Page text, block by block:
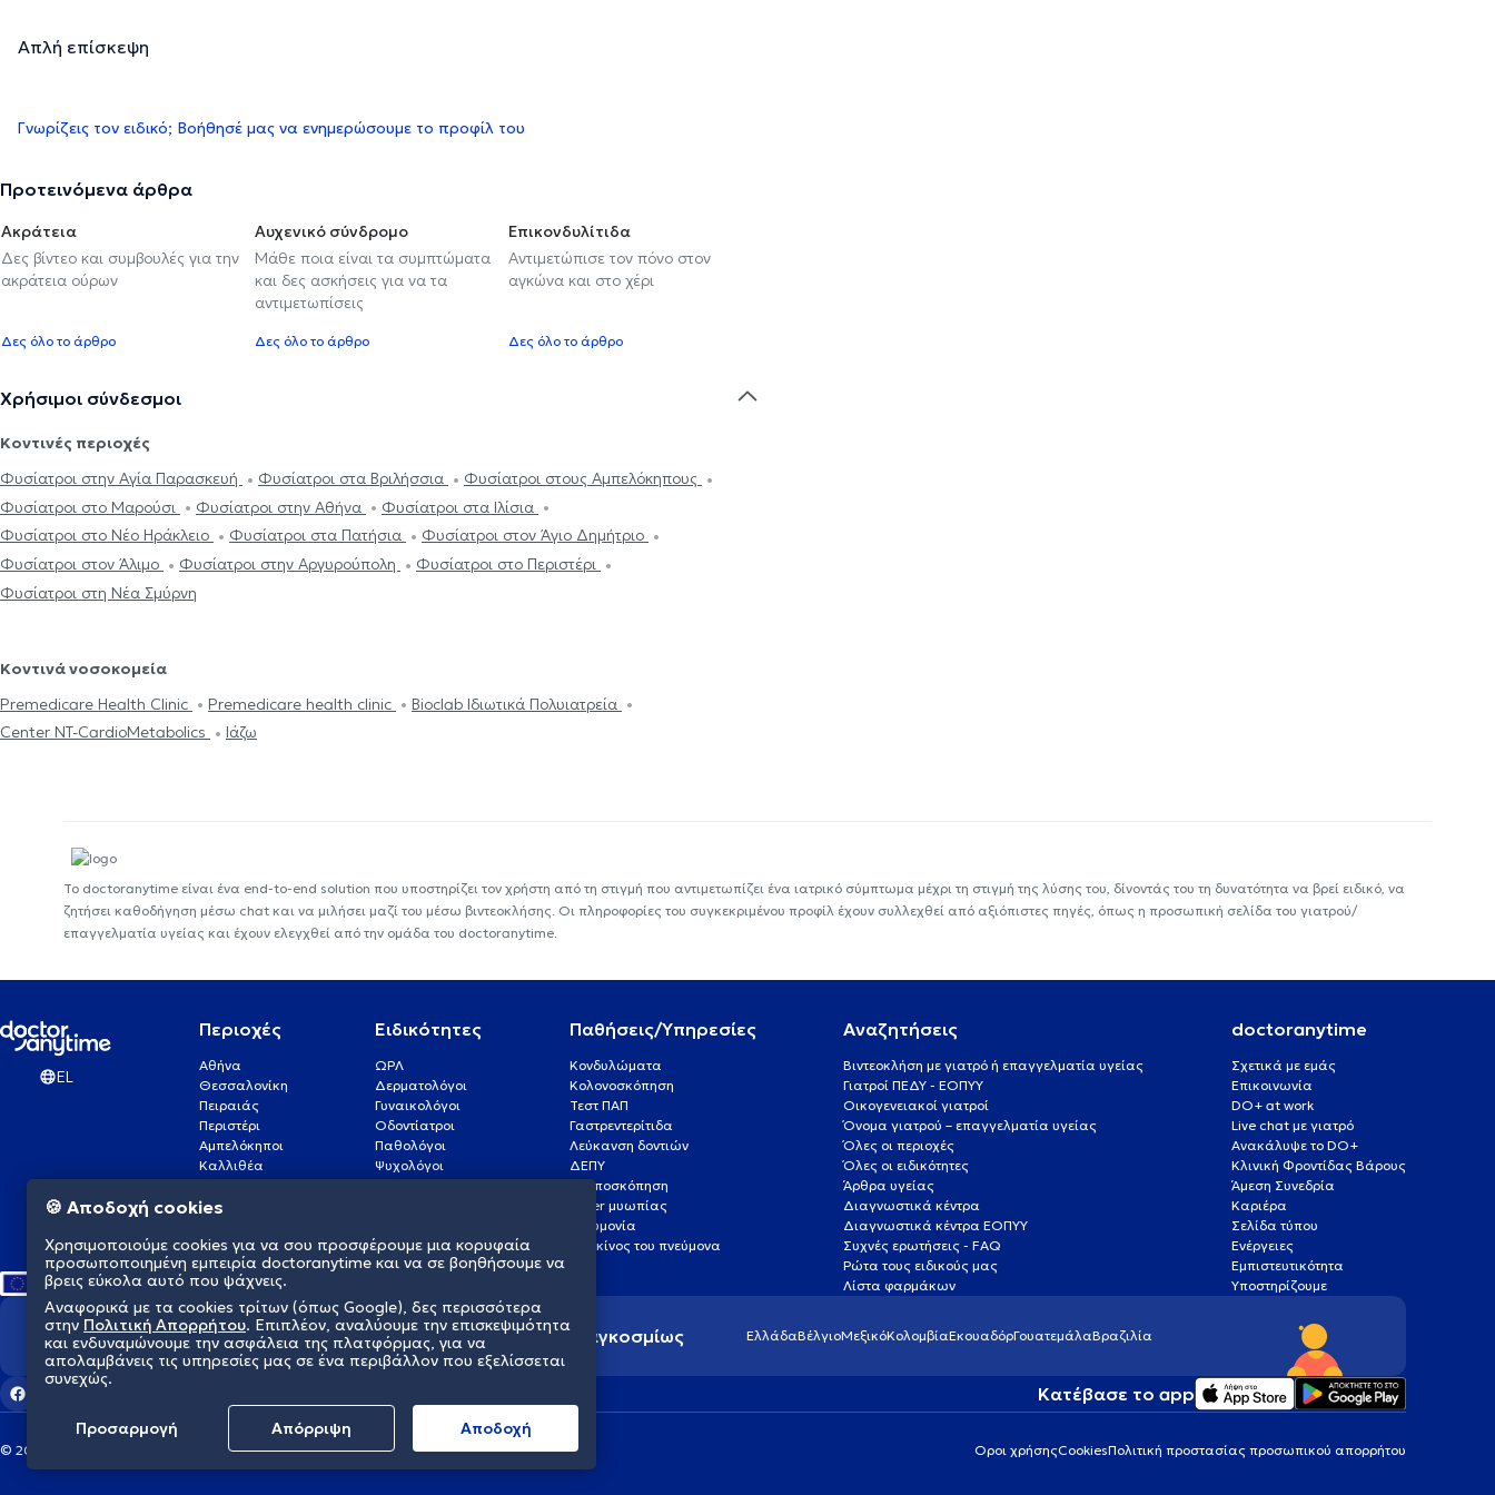
Απλή επίσκεψη
Γνωρίζεις τον ειδικό; Βοήθησέ μας να ενημερώσουμε το προφίλ του
Προτεινόμενα άρθρα
Ακράτεια
Δες βίντεο και συμβουλές για την
ακράτεια ούρων
Δες όλο το άρθρο
Αυχενικό σύνδρομο
Μάθε ποια είναι τα συμπτώματα
και δες ασκήσεις για να τα
αντιμετωπίσεις
Δες όλο το άρθρο
Επικονδυλίτιδα
Αντιμετώπισε τον πόνο στον
αγκώνα και στο χέρι
Δες όλο το άρθρο
Χρήσιμοι σύνδεσμοι
Κοντινές περιοχές
Φυσίατροι στην Αγία Παρασκευή
Φυσίατροι στα Βριλήσσια
Φυσίατροι στους Αμπελόκηπους
Φυσίατροι στο Μαρούσι
Φυσίατροι στην Αθήνα
Φυσίατροι στα Ιλίσια
Φυσίατροι στο Νέο Ηράκλειο
Φυσίατροι στα Πατήσια
Φυσίατροι στον Άγιο Δημήτριο
Φυσίατροι στον Άλιμο
Φυσίατροι στην Αργυρούπολη
Φυσίατροι στο Περιστέρι
Φυσίατροι στη Νέα Σμύρνη
Κοντινά νοσοκομεία
Premedicare Health Clinic
Premedicare health clinic
Bioclab Ιδιωτικά Πολυιατρεία
Center NT-CardioMetabolics
Ιάζω
Το doctoranytime είναι ένα end-to-end solution που υποστηρίζει τον χρήστη από τη στιγμή που αντιμετωπίζει ένα ιατρικό σύμπτωμα μέχρι τη στιγμή της λύσης του, δίνοντάς του τη δυνατότητα να βρεί ειδικό, να
ζητήσει καθοδήγηση μέσω chat και να μιλήσει μαζί του μέσω βιντεοκλήσης. Οι πληροφορίες του συγκεκριμένου προφίλ έχουν συλλεχθεί από αξιόπιστες πηγές, όπως η προσωπική σελίδα του γιατρού/
επαγγελματία υγείας και έχουν ελεγχθεί από την ομάδα του doctoranytime.
EL
Περιοχές
Αθήνα
Θεσσαλονίκη
Πειραιάς
Περιστέρι
Αμπελόκηποι
Καλλιθέα
Γλυφάδα
Νέα Σμύρνη
Ειδικότητες
ΩΡΛ
Δερματολόγοι
Γυναικολόγοι
Οδοντίατροι
Παθολόγοι
Ψυχολόγοι
Καρδιολόγοι
Παθήσεις/Υπηρεσίες
Κονδυλώματα
Κολονοσκόπηση
Τεστ ΠΑΠ
Γαστρεντερίτιδα
Λεύκανση δοντιών
ΔΕΠΥ
Κολποσκόπηση
Laser μυωπίας
Πνευμονία
Καρκίνος του πνεύμονα
Αναζητήσεις
Βιντεοκλήση με γιατρό ή επαγγελματία υγείας
Γιατροί ΠΕΔΥ - ΕΟΠΥΥ
Οικογενειακοί γιατροί
Όνομα γιατρού – επαγγελματία υγείας
Όλες οι περιοχές
Όλες οι ειδικότητες
Άρθρα υγείας
Διαγνωστικά κέντρα
Διαγνωστικά κέντρα ΕΟΠΥΥ
Συχνές ερωτήσεις - FAQ
Ρώτα τους ειδικούς μας
Λίστα φαρμάκων
doctoranytime
Σχετικά με εμάς
Επικοινωνία
DO+ at work
Live chat με γιατρό
Ανακάλυψε το DO+
Κλινική Φροντίδας Βάρους
Άμεση Συνεδρία
Καριέρα
Σελίδα τύπου
Ενέργειες
Εμπιστευτικότητα
Υποστηρίζουμε
Διαμορφώνουμε το μέλλον της υγείας παγκοσμίως ΕλλάδαΒέλγιοΜεξικόΚολομβίαΕκουαδόρΓουατεμάλαΒραζιλία
Κατέβασε το app
Οροι χρήσηςCookiesΠολιτική προστασίας προσωπικού απορρήτου
© 2026 doctoranytime
🍪 Αποδοχή cookies
Χρησιμοποιούμε cookies για να σου προσφέρουμε μια κορυφαία
προσωποποιημένη εμπειρία doctoranytime και να σε βοηθήσουμε να
βρεις εύκολα αυτό που ψάχνεις.
Αναφορικά με τα cookies τρίτων (όπως Google), δες περισσότερα
στην Πολιτική Απορρήτου. Επιπλέον, αναλύουμε την επισκεψιμότητα
και ενδυναμώνουμε την ασφάλεια της πλατφόρμας, για να
απολαμβάνεις τις υπηρεσίες μας σε ένα περιβάλλον που εξελίσσεται
συνεχώς.
Προσαρμογή Απόρριψη Aποδοχή